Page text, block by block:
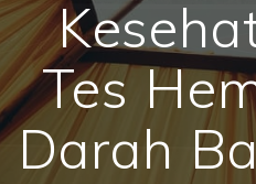
Tes
Darah